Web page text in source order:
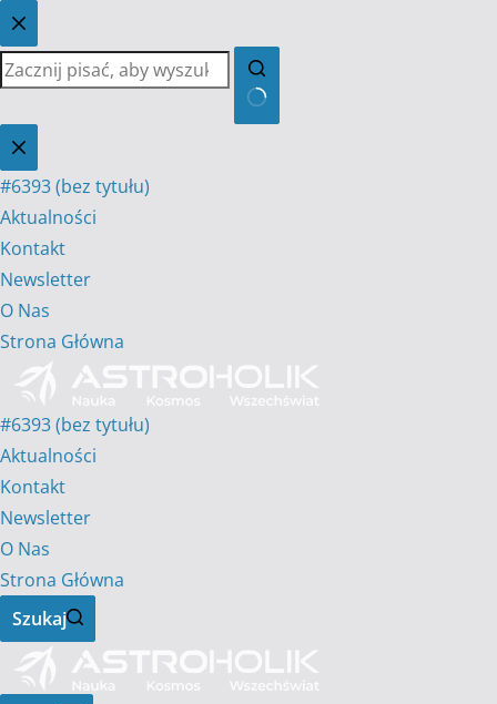
Przejdź
do
treści
Brak
wyników
#6393 (bez tytułu)
Aktualności
Kontakt
Newsletter
O Nas
Strona Główna
#6393 (bez tytułu)
Aktualności
Kontakt
Newsletter
O Nas
Strona Główna
Szukaj